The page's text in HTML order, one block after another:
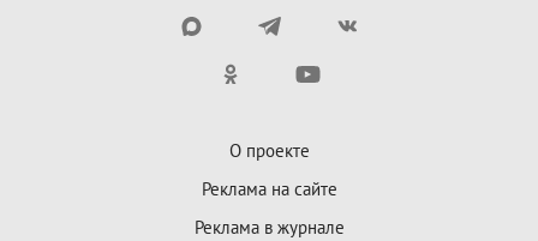
О проекте
Реклама на сайте
Реклама в журнале